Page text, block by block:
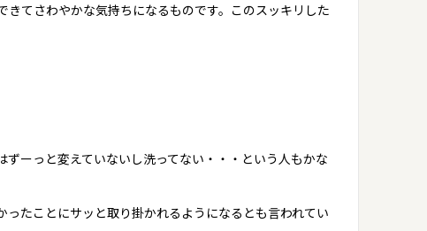
てさわやかな気持ちになるものです。このスッキリした
ーっと変えていないし洗ってない・・・という人もかな
たことにサッと取り掛かれるようになるとも言われてい